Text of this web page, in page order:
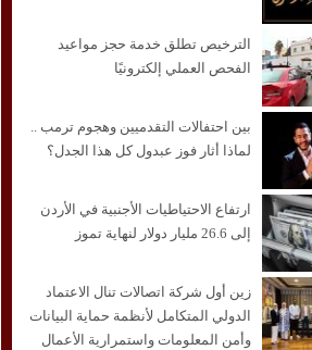
الترخيص تطلق خدمة حجز مواعيد
الفحص العملي إلكترونيًا
بين احتفالات التقدميين وهجوم ترمب ..
لماذا أثار فوز عبدول كل هذا الجدل؟
ارتفاع الاحتياطيات الأجنبية في الأردن
إلى 26.6 مليار دولار لنهاية تموز
زين أول شركة اتصالات تنال الاعتماد
الدولي المتكامل لأنظمة حماية البيانات
وأمن المعلومات واستمرارية الأعمال